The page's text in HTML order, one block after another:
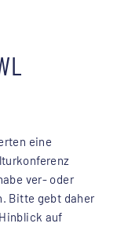
eine
ver- oder
Bitte gebt daher
auf